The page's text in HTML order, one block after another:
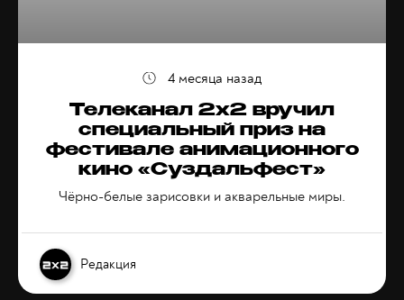
Телеканал 2х2 вручил
специальный приз на
фестивале анимационного
кино «Суздальфест»
Чёрно-белые зарисовки и акварельные миры.
Редакция
4 месяца назад